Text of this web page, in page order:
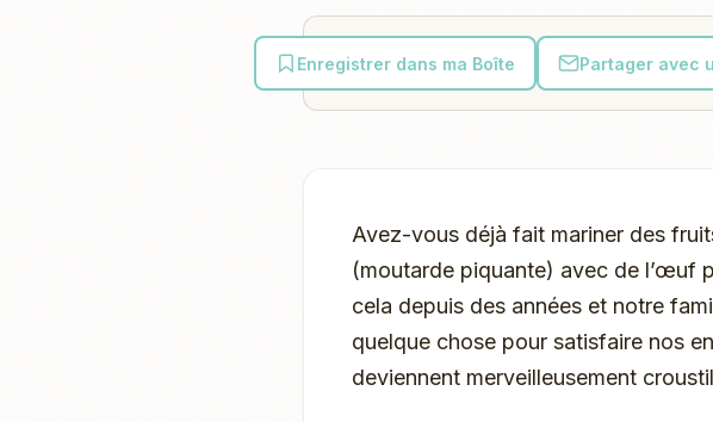
Enregistrer dans ma Boîte Partager avec
Avez-vous déjà fait mariner des
(moutarde piquante) avec de l’œuf
cela depuis des années et notre
quelque chose pour satisfaire nos
deviennent merveilleusement